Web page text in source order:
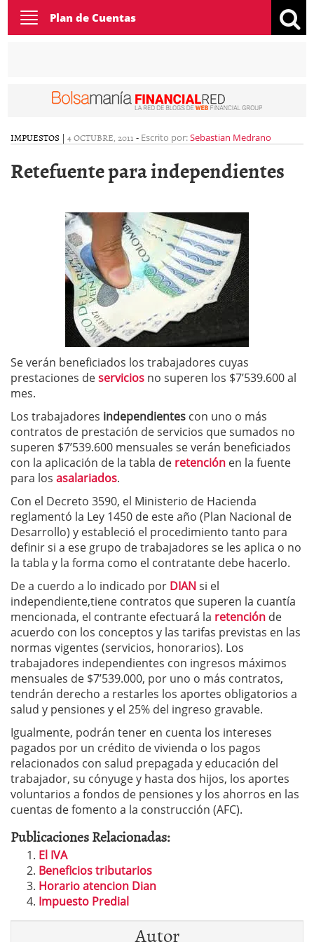
Toggle
navigation
Plan de Cuentas
IMPUESTOS | 4 OCTUBRE, 2011 - Escrito por:Sebastian Medrano
Retefuente para independientes
Se verán beneficiados los trabajadores cuyas
prestaciones deservicios no superen los $7’539.600 al
mes.
Los trabajadores independientes con uno o más
contratos de prestación de servicios que sumados no
superen $7’539.600 mensuales se verán beneficiados
con la aplicación de la tabla de retención en la fuente
para los asalariados.
Con el Decreto 3590, el Ministerio de Hacienda
reglamentó la Ley 1450 de este año (Plan Nacional de
Desarrollo) y estableció el procedimiento tanto para
definir si a ese grupo de trabajadores se les aplica o no
la tabla y la forma como el contratante debe hacerlo.
De a cuerdo a lo indicado por DIANsi el
independiente,tiene contratos que superen la cuantía
mencionada, el contrante efectuará la retención de
acuerdo con los conceptos y las tarifas previstas en las
normas vigentes (servicios, honorarios). Los
trabajadores independientes con ingresos máximos
mensuales de $7’539.000, por uno o más contratos,
tendrán derecho a restarles los aportes obligatorios a
salud y pensiones y el 25% del ingreso gravable.
Igualmente, podrán tener en cuenta los intereses
pagados por un crédito de vivienda o los pagos
relacionados con salud prepagada y educación del
trabajador, su cónyuge y hasta dos hijos, los aportes
voluntarios a fondos de pensiones y los ahorros en las
cuentas de fomento a la construcción (AFC).
Publicaciones Relacionadas:
El IVA
Beneficios tributarios
Horario atencion Dian
Impuesto Predial
Autor